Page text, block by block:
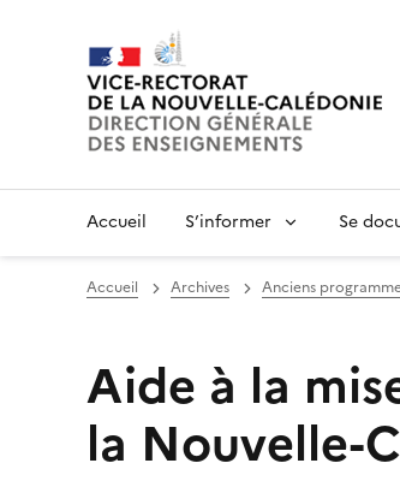
Accueil S’informer Se
Accueil Archives Anciens
Aide à la
la Nouvelle-